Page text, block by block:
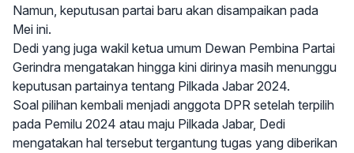
Namun, keputusan partai baru akan disampaikan pada
Mei ini.
Dedi yang juga wakil ketua umum Dewan Pembina Partai
Gerindra mengatakan hingga kini dirinya masih menunggu
keputusan partainya tentang Pilkada Jabar 2024.
Soal pilihan kembali menjadi anggota DPR setelah terpilih
pada Pemilu 2024 atau maju Pilkada Jabar, Dedi
mengatakan hal tersebut tergantung tugas yang diberikan